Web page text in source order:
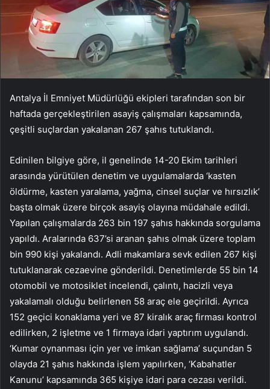
Antalya İl Emniyet Müdürlüğü ekipleri tarafından son bir
haftada gerçekleştirilen asayiş çalışmaları kapsamında,
çeşitli suçlardan yakalanan 267 şahıs tutuklandı.
Edinilen bilgiye göre, il genelinde 14-20 Ekim tarihleri
arasında yürütülen denetim ve uygulamalarda ‘kasten
öldürme, kasten yaralama, yağma, cinsel suçlar ve hırsızlık’
başta olmak üzere birçok asayiş olayına müdahale edildi.
Yapılan çalışmalarda 263 bin 197 şahıs hakkında sorgulama
yapıldı. Aralarında 637’si aranan şahıs olmak üzere toplam
bin 990 kişi yakalandı. Adli makamlara sevk edilen 267 kişi
tutuklanarak cezaevine gönderildi. Denetimlerde 55 bin 14
otomobil ve motosiklet incelendi, çalıntı, hacizli veya
yakalamalı olduğu belirlenen 58 araç ele geçirildi. Ayrıca
152 geçici konaklama yeri ve 87 kiralık araç firması kontrol
edilirken, 2 işletme ve 1 firmaya idari yaptırım uygulandı.
‘Kumar oynanması için yer ve imkan sağlama’ suçundan 5
olayda 21 şahıs hakkında işlem yapılırken, ‘Kabahatler
Kanunu’ kapsamında 365 kişiye idari para cezası verildi.